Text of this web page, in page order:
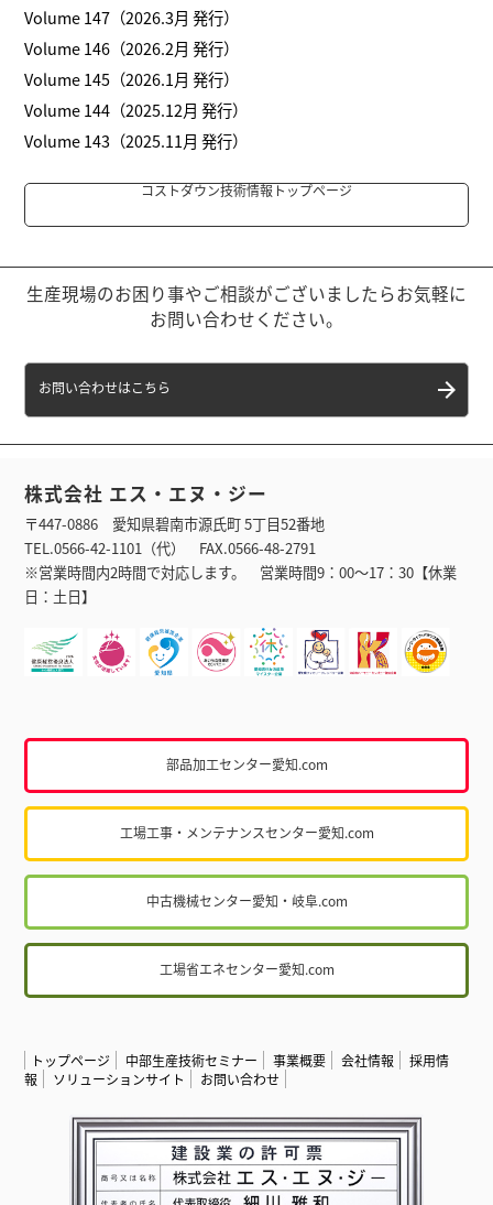
Volume 147（2026.3月 発行）
Volume 146（2026.2月 発行）
Volume 145（2026.1月 発行）
Volume 144（2025.12月 発行）
Volume 143（2025.11月 発行）
コストダウン技術情報トップページ
生産現場のお困り事やご相談がございましたらお気軽に
お問い合わせください。
お問い合わせはこちら
株式会社 エス・エヌ・ジー
〒447-0886 愛知県碧南市源氏町 5丁目52番地
TEL.0566-42-1101（代） FAX.0566-48-2791
※営業時間内2時間で対応します。 営業時間9：00〜17：30【休業
日：土日】
部品加工センター愛知.com
工場工事・メンテナンスセンター愛知.com
中古機械センター愛知・岐阜.com
工場省エネセンター愛知.com
トップページ 中部生産技術セミナー 事業概要 会社情報
採用情
報
ソリューションサイト お問い合わせ